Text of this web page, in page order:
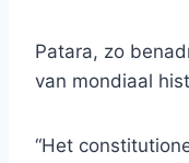
Patara, zo
van mondiaal
“Het